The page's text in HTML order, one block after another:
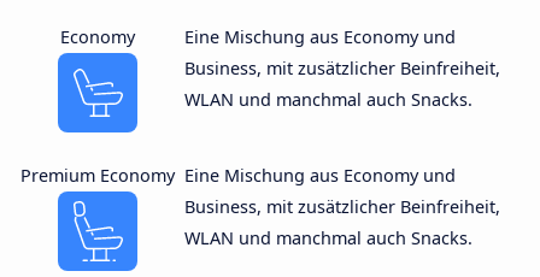
Economy
Eine Mischung aus Economy und
Business, mit zusätzlicher Beinfreiheit,
WLAN und manchmal auch Snacks.
Premium Economy Eine Mischung aus Economy und
Business, mit zusätzlicher Beinfreiheit,
WLAN und manchmal auch Snacks.